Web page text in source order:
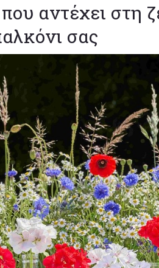
αντέχει στη
σας